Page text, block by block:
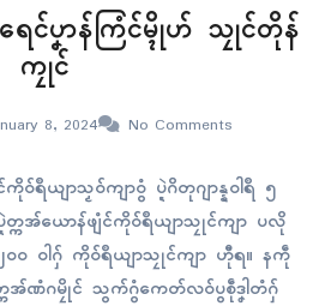
ေၚ်ပၞာန်ကြံၚ်မ္ၚိုဟ် သၠုၚ်တိုန်
ကၠုၚ်
8, 2024 No Comments
ရဳယျာသၟဝ်ကျာဝွံ ပ္ဍဲဂိတုဂျာန္နဝါရဳ ၅
ကအ်ယောန်ဖျံၚ်ကိုဝ်ရဳယျာသၠုၚ်ကျာ ပလို
၂၀၀ ဝါဂှ် ကိုဝ်ရဳယျာသၠုၚ်ကျာ ဟီုရ။ နကဵု
ကအ်ဏံဂမၠိုၚ် သွက်ဂွံကေတ်လဝ်ပွစဵုဒၞါတံဂှ်